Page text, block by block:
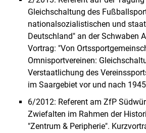
Gleichschaltung des
nationalsozialistischen und
Deutschland" an der Schwaben
Vortrag: "Von
Omnisportvereinen:
Verstaatlichung des
im Saargebiet vor und nach
6/2012: Referent am ZfP
Zwiefalten im Rahmen der
"Zentrum & Peripherie".